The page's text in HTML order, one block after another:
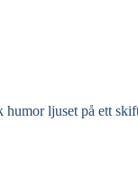
ljuset på ett